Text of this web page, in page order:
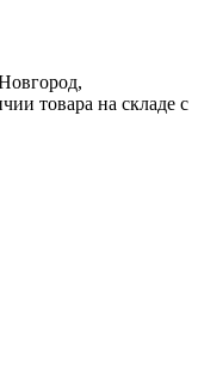
товара на складе с